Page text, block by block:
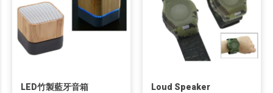
LED竹製藍牙音箱 Loud Speaker